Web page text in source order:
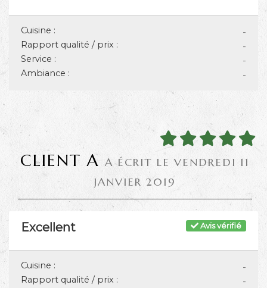
-
Cuisine :
-
Rapport qualité / prix :
-
Service :
-
Ambiance :
CLIENT A A ÉCRIT LE VENDREDI 11
JANVIER 2019
Avis vérifié
Excellent
-
Cuisine :
-
Rapport qualité / prix :